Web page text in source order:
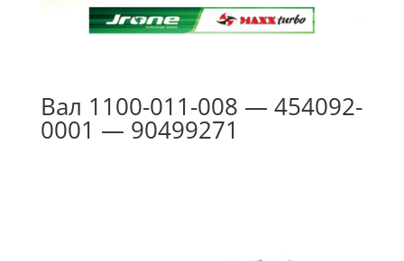
Вал 1100-011-008 — 454092-
0001 — 90499271